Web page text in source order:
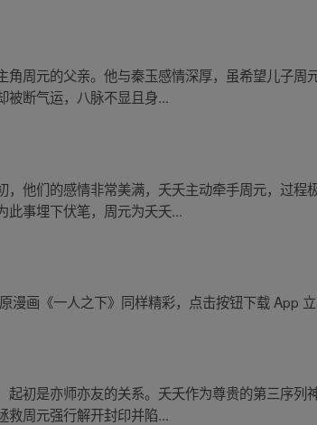
周元的父亲。他与秦玉感情深厚，虽希望儿子周
被断气运，八脉不显且身...
他们的感情非常美满，夭夭主动牵手周元，过程
此事埋下伏笔，周元为夭夭...
画《一人之下》同样精彩，点击按钮下载 App 立
初是亦师亦友的关系。夭夭作为尊贵的第三序列
救周元强行解开封印并陷...